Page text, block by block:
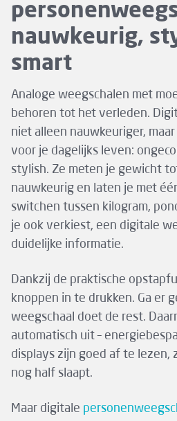
nauwkeurig,
smart
Analoge weegschalen met
behoren tot het verleden.
niet alleen nauwkeuriger,
voor je dagelijks leven:
stylish. Ze meten je gewicht
nauwkeurig en laten je met
switchen tussen kilogram,
je ook verkiest, een digitale
duidelijke informatie.
Dankzij de praktische
knoppen in te drukken. Ga er
weegschaal doet de rest.
automatisch uit –
displays zijn goed af te lezen,
nog half slaapt.
Maar digitale